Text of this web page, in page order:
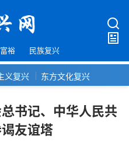
裕 民族复兴
义复兴 东方文化复兴
书记、中华人民共
友谊塔